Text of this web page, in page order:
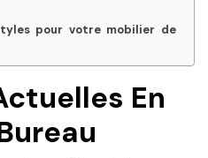
pour votre mobilier de
En